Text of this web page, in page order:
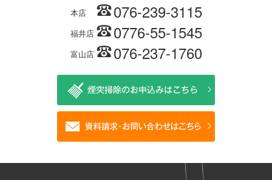
本店 076-239-3115
福井店 0776-55-1545
富山店 076-237-1760